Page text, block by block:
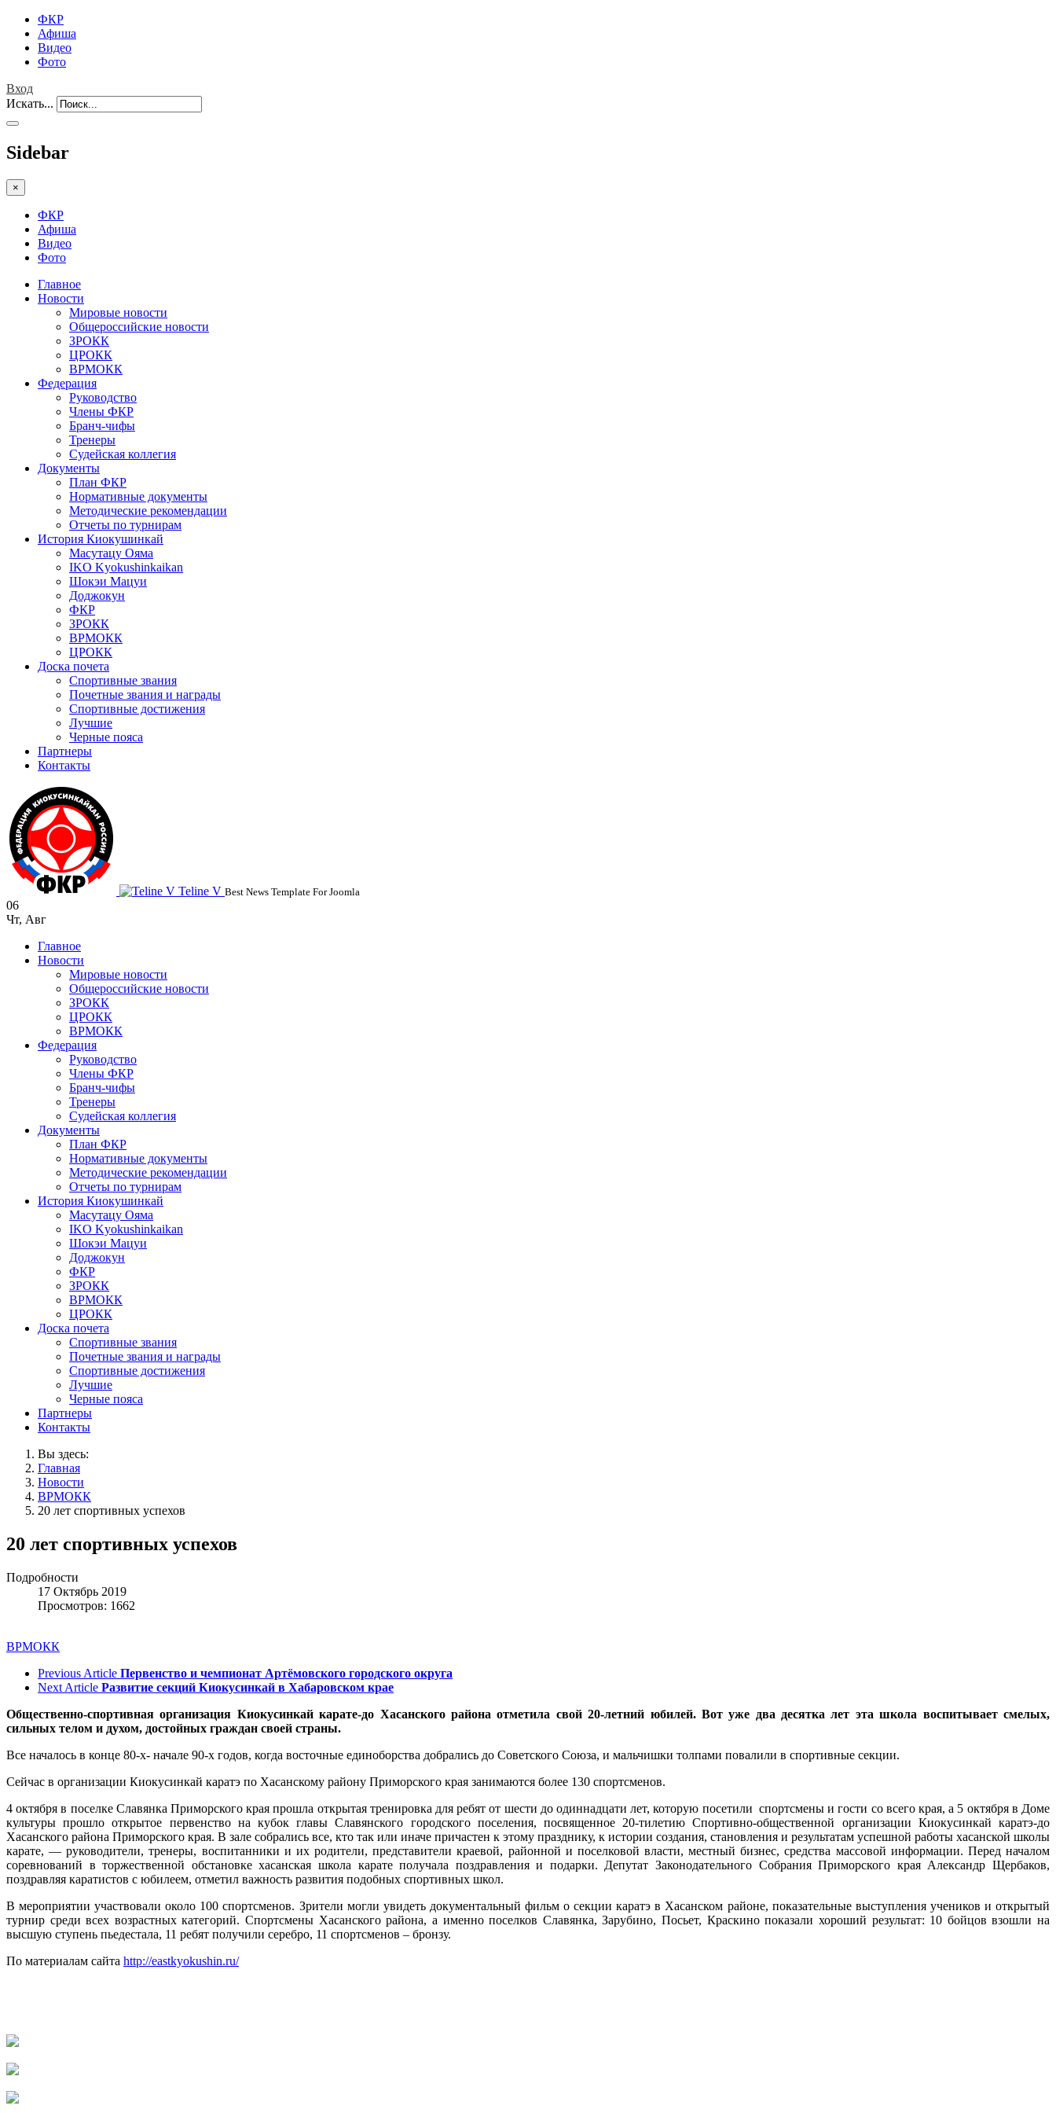
ФКР
Афиша
Видео
Фото
Вход
Искать...
Sidebar
×
ФКР
Афиша
Видео
Фото
Главное
Новости
Мировые новости
Общероссийские новости
ЗРОКК
ЦРОКК
ВРМОКК
Федерация
Руководство
Члены ФКР
Бранч-чифы
Тренеры
Судейская коллегия
Документы
План ФКР
Нормативные документы
Методические рекомендации
Отчеты по турнирам
История Киокушинкай
Масутацу Ояма
IKO Kyokushinkaikan
Шокэи Мацуи
Доджокун
ФКР
ЗРОКК
ВРМОКК
ЦРОКК
Доска почета
Спортивные звания
Почетные звания и награды
Спортивные достижения
Лучшие
Черные пояса
Партнеры
Контакты
Teline V Best News Template For Joomla
06
Чт, Авг
Главное
Новости
Мировые новости
Общероссийские новости
ЗРОКК
ЦРОКК
ВРМОКК
Федерация
Руководство
Члены ФКР
Бранч-чифы
Тренеры
Судейская коллегия
Документы
План ФКР
Нормативные документы
Методические рекомендации
Отчеты по турнирам
История Киокушинкай
Масутацу Ояма
IKO Kyokushinkaikan
Шокэи Мацуи
Доджокун
ФКР
ЗРОКК
ВРМОКК
ЦРОКК
Доска почета
Спортивные звания
Почетные звания и награды
Спортивные достижения
Лучшие
Черные пояса
Партнеры
Контакты
Вы здесь:
Главная
Новости
ВРМОКК
20 лет спортивных успехов
20 лет спортивных успехов
Подробности
17 Октябрь 2019
Просмотров: 1662
ВРМОКК
Previous Article Первенство и чемпионат Артёмовского городского округа
Next Article Развитие секций Киокусинкай в Хабаровском крае
Общественно-спортивная организация Киокусинкай карате-до Хасанского района отметила свой 20-летний юбилей. Вот уже два десятка лет эта школа воспитывает смелых,
сильных телом и духом, достойных граждан своей страны.
Все началось в конце 80-х- начале 90-х годов, когда восточные единоборства добрались до Советского Союза, и мальчишки толпами повалили в спортивные секции.
Сейчас в организации Киокусинкай каратэ по Хасанскому району Приморского края занимаются более 130 спортсменов.
4 октября в поселке Славянка Приморского края прошла открытая тренировка для ребят от шести до одиннадцати лет, которую посетили спортсмены и гости со всего края, а 5 октября в Доме
культуры прошло открытое первенство на кубок главы Славянского городского поселения, посвященное 20-тилетию Спортивно-общественной организации Киокусинкай каратэ-до
Хасанского района Приморского края. В зале собрались все, кто так или иначе причастен к этому празднику, к истории создания, становления и результатам успешной работы хасанской школы
карате, — руководители, тренеры, воспитанники и их родители, представители краевой, районной и поселковой власти, местный бизнес, средства массовой информации. Перед началом
соревнований в торжественной обстановке хасанская школа карате получала поздравления и подарки. Депутат Законодательного Собрания Приморского края Александр Щербаков,
поздравляя каратистов с юбилеем, отметил важность развития подобных спортивных школ.
В мероприятии участвовали около 100 спортсменов. Зрители могли увидеть документальный фильм о секции каратэ в Хасанском районе, показательные выступления учеников и открытый
турнир среди всех возрастных категорий. Спортсмены Хасанского района, а именно поселков Славянка, Зарубино, Посьет, Краскино показали хороший результат: 10 бойцов взошли на
высшую ступень пьедестала, 11 ребят получили серебро, 11 спортсменов – бронзу.
По материалам сайта http://eastkyokushin.ru/